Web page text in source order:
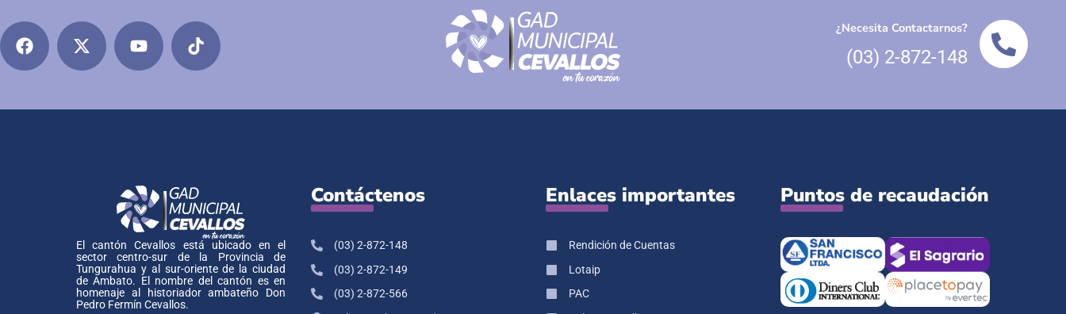
¿Necesita Contactarnos?
(03) 2-872-148
El cantón Cevallos está ubicado en el
sector centro-sur de la Provincia de
Tungurahua y al sur-oriente de la ciudad
de Ambato. El nombre del cantón es en
homenaje al historiador ambateño Don
Pedro Fermín Cevallos.
Contáctenos
(03) 2-872-148
(03) 2-872-149
(03) 2-872-566
Enlaces importantes
Rendición de Cuentas
Lotaip
PAC
Puntos de recaudación